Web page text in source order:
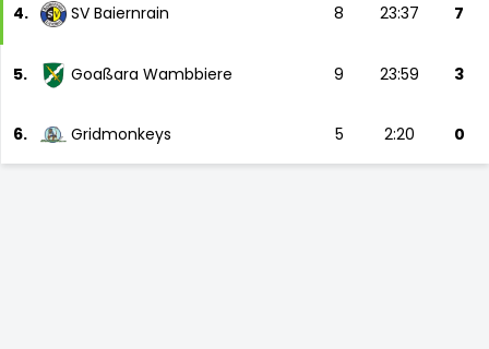
4. SV Baiernrain 8 23:37 7
5. Goaßara Wambbiere 9 23:59 3
6. Gridmonkeys 5 2:20 0